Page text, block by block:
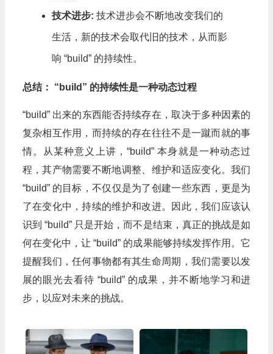
技术进步: 技术进步会不断地改变我们的
生活，新的技术会取代旧的技术，从而影
响 “build” 的持续性。
总结： “build” 的持续性是一种动态过程
“build” 出来的东西能否持续存在，取决于多种因素的
复杂相互作用，而持续的存在往往不是一蹴而就的事
情。从某种意义上讲，“build” 本身就是一种动态过
程，其产物需要不断地调整、维护和适应变化。我们
“build” 的目标，不仅仅是为了创建一些东西，更是为
了在变化中，持续的维护和改进。因此，我们应该认
识到 “build” 只是开始，而不是结束，真正的挑战是如
何在变化中，让 “build” 的成果能够持续发挥作用。它
提醒我们，任何事物都有其生命周期，我们需要以发
展的眼光去看待 “build” 的成果，并不断地学习和进
步，以应对未来的挑战。